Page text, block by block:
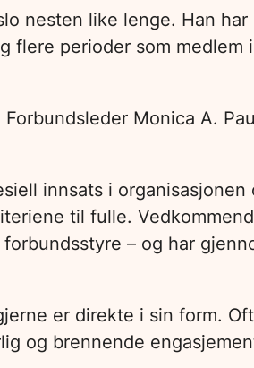
nesten like lenge. Han har
flere perioder som medlem
Monica A.
innsats i organisasjonen
til fulle.
– og har
er direkte i sin form.
og brennende